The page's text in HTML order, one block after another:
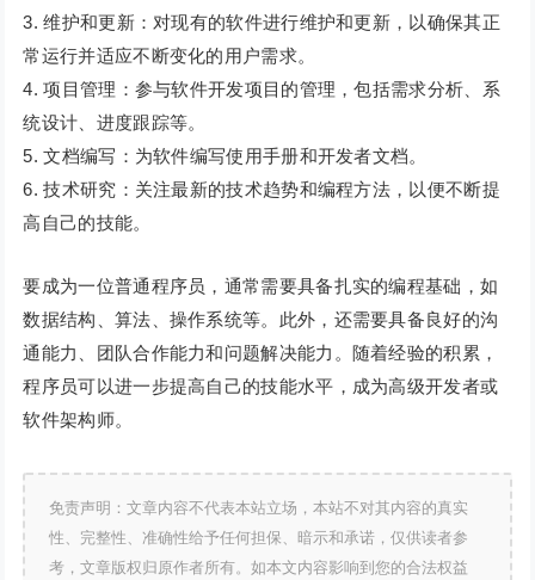
3. 维护和更新：对现有的软件进行维护和更新，以确保其正
常运行并适应不断变化的用户需求。
4. 项目管理：参与软件开发项目的管理，包括需求分析、系
统设计、进度跟踪等。
5. 文档编写：为软件编写使用手册和开发者文档。
6. 技术研究：关注最新的技术趋势和编程方法，以便不断提
高自己的技能。
要成为一位普通程序员，通常需要具备扎实的编程基础，如
数据结构、算法、操作系统等。此外，还需要具备良好的沟
通能力、团队合作能力和问题解决能力。随着经验的积累，
程序员可以进一步提高自己的技能水平，成为高级开发者或
软件架构师。
免责声明：文章内容不代表本站立场，本站不对其内容的真实
性、完整性、准确性给予任何担保、暗示和承诺，仅供读者参
考，文章版权归原作者所有。如本文内容影响到您的合法权益